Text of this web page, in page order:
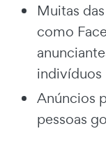
Muitas
como
Anúncios
pessoas